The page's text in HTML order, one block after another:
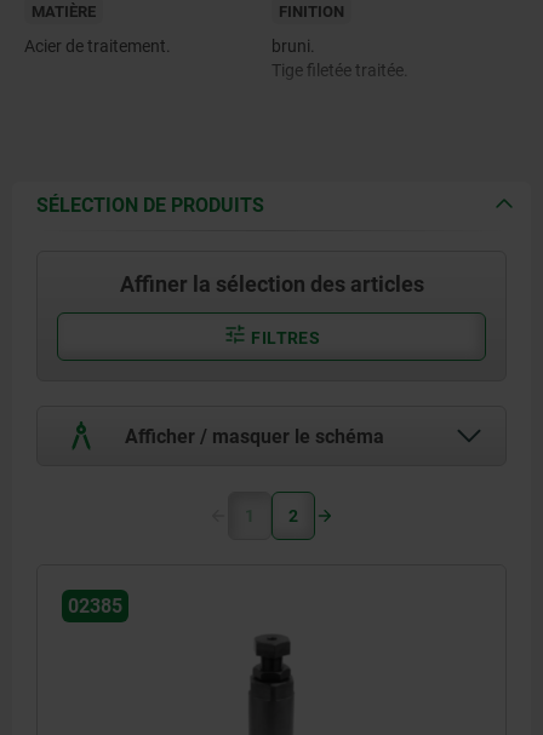
MATIÈRE
Acier de traitement.
FINITION
bruni.
Tige filetée traitée.
SÉLECTION DE PRODUITS
Affiner la sélection des articles
FILTRES
Afficher / masquer le schéma
1 2
02385